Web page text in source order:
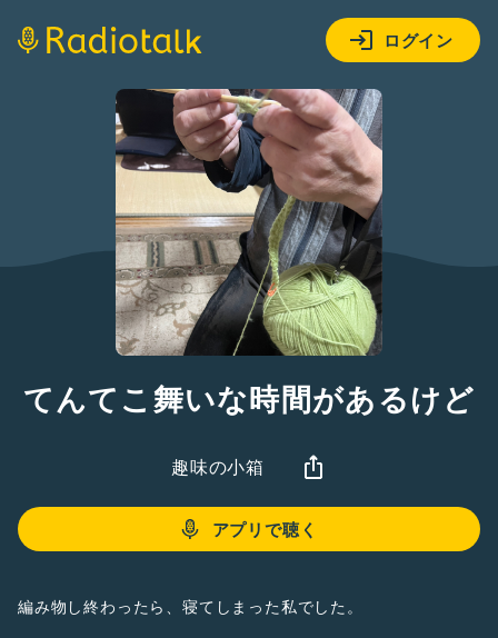
ログイン
てんてこ舞いな時間があるけど
趣味の小箱
アプリで聴く
編み物し終わったら、寝てしまった私でした。